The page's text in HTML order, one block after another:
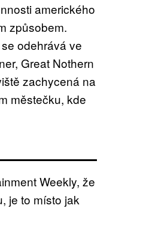
amerického
způsobem.
odehrává ve
Great Nothern
zachycená na
městečku, kde
Weekly, že
je to místo jak